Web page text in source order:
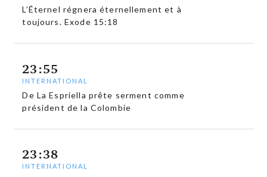
L’Éternel régnera éternellement et à
toujours. Exode 15:18
23:55
INTERNATIONAL
De La Espriella prête serment comme
président de la Colombie
23:38
INTERNATIONAL